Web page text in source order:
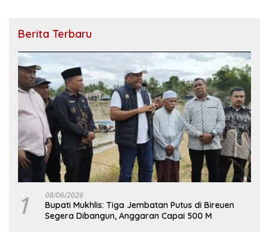
Berita Terbaru
1 08/06/2026
Bupati Mukhlis: Tiga Jembatan Putus di Bireuen
Segera Dibangun, Anggaran Capai 500 M